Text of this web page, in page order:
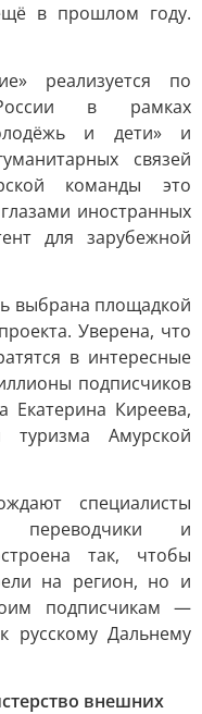
в прошлом году.
реализуется по
в рамках
и дети» и
связей
команды это
иностранных
для зарубежной
выбрана площадкой
Уверена, что
в интересные
подписчиков
Киреева,
Амурской
специалисты
переводчики и
так, чтобы
на регион, но и
подписчикам —
русскому Дальнему
внешних